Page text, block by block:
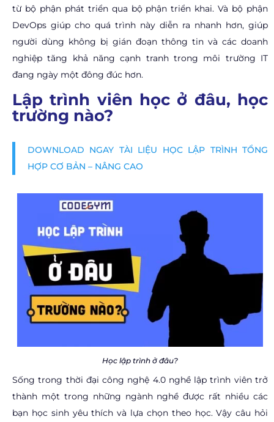
từ bộ phận phát triển qua bộ phận triển khai. Và bộ phận
DevOps giúp cho quá trình này diễn ra nhanh hơn, giúp
người dùng không bị gián đoạn thông tin và các doanh
nghiệp tăng khả năng cạnh tranh trong môi trường IT
đang ngày một đông đúc hơn.
Lập trình viên học ở đâu, học
trường nào?
DOWNLOAD NGAY TÀI LIỆU HỌC LẬP TRÌNH TỔNG
HỢP CƠ BẢN – NÂNG CAO
Học lập trình ở đâu?
Sống trong thời đại công nghệ 4.0 nghề lập trình viên trở
thành một trong những ngành nghề được rất nhiều các
bạn học sinh yêu thích và lựa chọn theo học. Vậy câu hỏi